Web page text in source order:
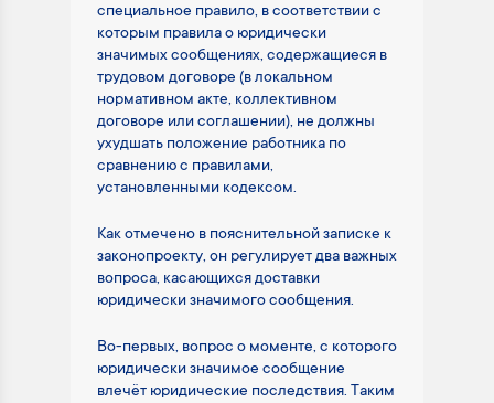
специальное правило, в соответствии с
которым правила о юридически
значимых сообщениях, содержащиеся в
трудовом договоре (в локальном
нормативном акте, коллективном
договоре или соглашении), не должны
ухудшать положение работника по
сравнению с правилами,
установленными кодексом.
Как отмечено в пояснительной записке к
законопроекту, он регулирует два важных
вопроса, касающихся доставки
юридически значимого сообщения.
Во-первых, вопрос о моменте, с которого
юридически значимое сообщение
влечёт юридические последствия. Таким